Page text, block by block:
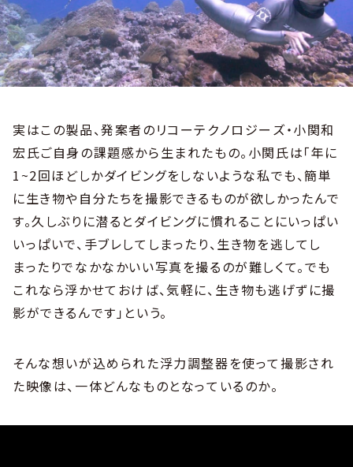
実はこの製品、発案者のリコーテクノロジーズ・小関和
宏氏ご自身の課題感から生まれたもの。小関氏は「年に
1~2回ほどしかダイビングをしないような私でも、簡単
に生き物や自分たちを撮影できるものが欲しかったんで
す。久しぶりに潜るとダイビングに慣れることにいっぱい
いっぱいで、手ブレしてしまったり、生き物を逃してし
まったりでなかなかいい写真を撮るのが難しくて。でも
これなら浮かせておけば、気軽に、生き物も逃げずに撮
影ができるんです」という。
そんな想いが込められた浮力調整器を使って撮影され
た映像は、一体どんなものとなっているのか。